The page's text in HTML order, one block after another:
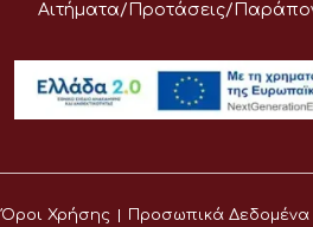
Αιτήματα/Προτάσεις/
Όροι Χρήσης Προσωπικά Δεδομένα